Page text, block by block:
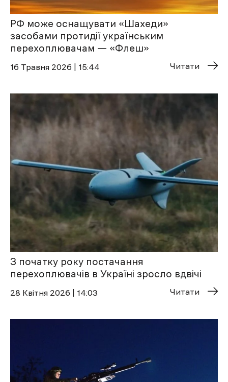
РФ може оснащувати «Шахеди»
засобами протидії українським
перехоплювачам — «Флеш»
16 Травня 2026 | 15:44 Читати
З початку року постачання
перехоплювачів в Україні зросло вдвічі
28 Квітня 2026 | 14:03 Читати